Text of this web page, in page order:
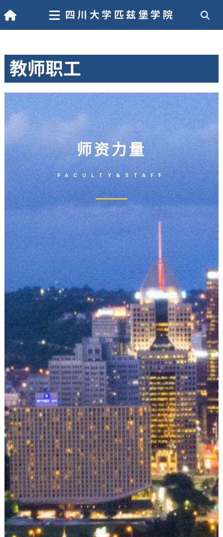
四川大学匹兹堡学院
教师职工
师资力量
FACULTY&STAFF